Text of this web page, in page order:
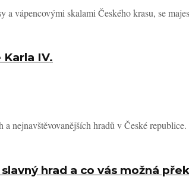
vápencovými skalami Českého krasu, se
IV.
nejnavštěvovanějších hradů v České
hrad a co vás možná